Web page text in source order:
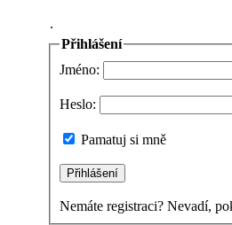
.
Přihlášení
Jméno:
Heslo:
Pamatuj si mně
Nemáte registraci? Nevadí,